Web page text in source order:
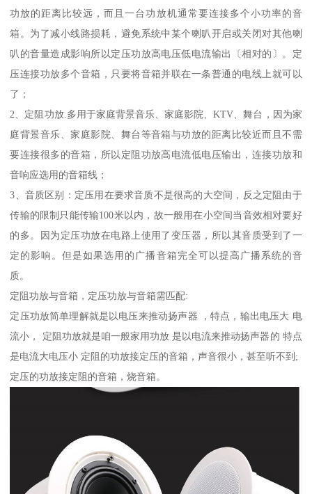
功放的距离比较远，而且一台功放机通常要连接多个小功率的音
箱。为了减小线路损耗，避免系统中某个喇叭开启或关闭对其他喇
叭的音量造成影响所以定压功放高电压低电流输出〔相对的〕。定
压连接功放多个音箱，只要将音箱并联在一条普通的电线上就可以
了；
2、定阻功放.多用于家庭背景音乐、家庭影院、KTV、舞台，因为家
庭背景音乐、家庭影院、舞台等音箱与功放的距离比较近而且不需
要连接很多的音箱，所以定阻功放高电流低电压输出，连接功放和
音响应选用的音箱线；
3、音质区别：定压用在要求音质不是很高的大空间，反之定阻由于
传输的限制只能传输100米以内，故一般用在小空间当音效相对要好
的多。因为定压功放在电路上使用了变压器，所以其音质受到了一
定的影响。但是如果选用的广播音箱完全可以提高广播系统的音
质。
定阻功放与音箱，定压功放与音箱需匹配:
定压功放简单理解就是以电压来推动扬声器 ，特点，输出电压大 电
流小， 定阻功放就是咱一般家用功放 是以电流来推动扬声器的 特点
是电流大电压小 定阻的功放接定压的音箱，声音很小，甚至听不到;
定压的功放接定阻的音箱，烧音箱。